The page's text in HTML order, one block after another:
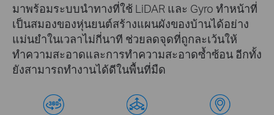
มาพร้อมระบบนำทางที่ใช้ LiDAR และ Gyro ทำหน้าที่
เป็นสมองของหุ่นยนต์สร้างแผนผังของบ้านได้อย่าง
แม่นยำในเวลาไม่กี่นาที ช่วยลดจุดที่ถูกละเว้นให้
ทำความสะอาดและการทำความสะอาดซ้ำซ้อน อีกทั้ง
ยังสามารถทำงานได้ดีในพื้นที่มืด